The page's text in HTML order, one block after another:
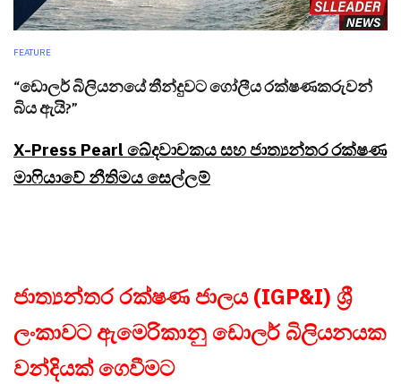
FEATURE
“ඩොලර් බිලියනයේ තීන්දුවට ගෝලීය රක්ෂණකරුවන්
බිය ඇයි?”
X-Press Pearl ඛේදවාචකය සහ ජාත්‍යන්තර රක්ෂණ
මාෆියාවේ නීතිමය සෙල්ලම්
ජාත්‍යන්තර රක්ෂණ ජාලය (IGP&I) ශ්‍රී
ලංකාවට ඇමෙරිකානු ඩොලර් බිලියනයක
වන්දියක් ගෙවීමට